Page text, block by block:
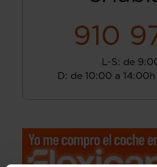
910
L-S: de
D: de 10:00 a